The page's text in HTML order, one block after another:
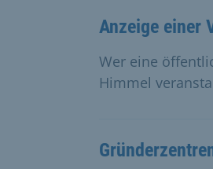
Anzeige einer
Wer eine
Himmel